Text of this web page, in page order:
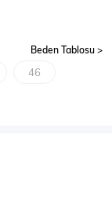
Beden Tablosu
46